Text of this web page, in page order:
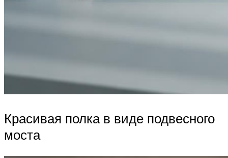
Красивая полка в виде подвесного
моста